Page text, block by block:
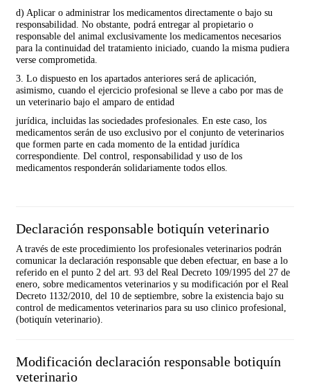
d) Aplicar o administrar los medicamentos directamente o bajo su
responsabilidad. No obstante, podrá entregar al propietario o
responsable del animal exclusivamente los medicamentos necesarios
para la continuidad del tratamiento iniciado, cuando la misma pudiera
verse comprometida.
3. Lo dispuesto en los apartados anteriores será de aplicación,
asimismo, cuando el ejercicio profesional se lleve a cabo por mas de
un veterinario bajo el amparo de entidad
jurídica, incluidas las sociedades profesionales. En este caso, los
medicamentos serán de uso exclusivo por el conjunto de veterinarios
que formen parte en cada momento de la entidad jurídica
correspondiente. Del control, responsabilidad y uso de los
medicamentos responderán solidariamente todos ellos.
Declaración responsable botiquín veterinario
A través de este procedimiento los profesionales veterinarios podrán
comunicar la declaración responsable que deben efectuar, en base a lo
referido en el punto 2 del art. 93 del Real Decreto 109/1995 del 27 de
enero, sobre medicamentos veterinarios y su modificación por el Real
Decreto 1132/2010, del 10 de septiembre, sobre la existencia bajo su
control de medicamentos veterinarios para su uso clinico profesional,
(botiquín veterinario).
Modificación declaración responsable botiquín
veterinario